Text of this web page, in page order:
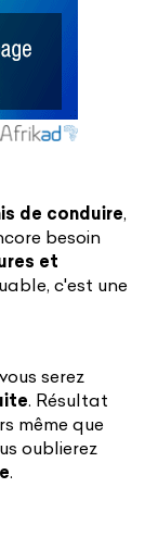
de conduire,
besoin
et
c'est une
serez
. Résultat
même que
oublierez
.